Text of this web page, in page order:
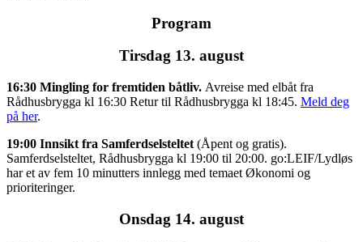
Program
Tirsdag 13. august
‍‍16:30 Mingling for fremtiden båtliv. Avreise med elbåt fra
Rådhusbrygga kl 16:30 Retur til Rådhusbrygga kl 18:45. Meld deg
på her.
19:00 Innsikt fra Samferdselsteltet (Åpent og gratis).
Samferdselsteltet, Rådhusbrygga kl 19:00 til 20:00‍. go:LEIF/Lydløs
har et av fem 10 minutters innlegg med temaet Økonomi og
prioriteringer.
Onsdag 14. august‍‍